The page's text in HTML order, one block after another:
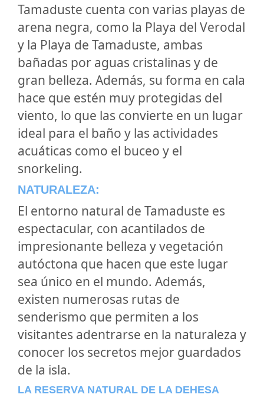
Tamaduste cuenta con varias playas de
arena negra, como la Playa del Verodal
y la Playa de Tamaduste, ambas
bañadas por aguas cristalinas y de
gran belleza. Además, su forma en cala
hace que estén muy protegidas del
viento, lo que las convierte en un lugar
ideal para el baño y las actividades
acuáticas como el buceo y el
snorkeling.
NATURALEZA:
El entorno natural de Tamaduste es
espectacular, con acantilados de
impresionante belleza y vegetación
autóctona que hacen que este lugar
sea único en el mundo. Además,
existen numerosas rutas de
senderismo que permiten a los
visitantes adentrarse en la naturaleza y
conocer los secretos mejor guardados
de la isla.
LA RESERVA NATURAL DE LA DEHESA